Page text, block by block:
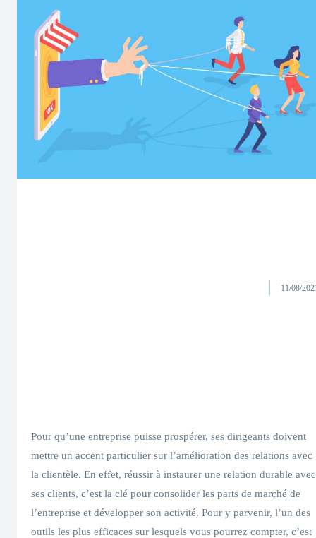
11/08/
Pour qu’une entreprise puisse prospérer, ses dirigeants doivent
mettre un accent particulier sur l’amélioration des relations avec
la clientèle. En effet, réussir à instaurer une relation durable avec
ses clients, c’est la clé pour consolider les parts de marché de
l’entreprise et développer son activité. Pour y parvenir, l’un des
outils les plus efficaces sur lesquels vous pourrez compter, c’est